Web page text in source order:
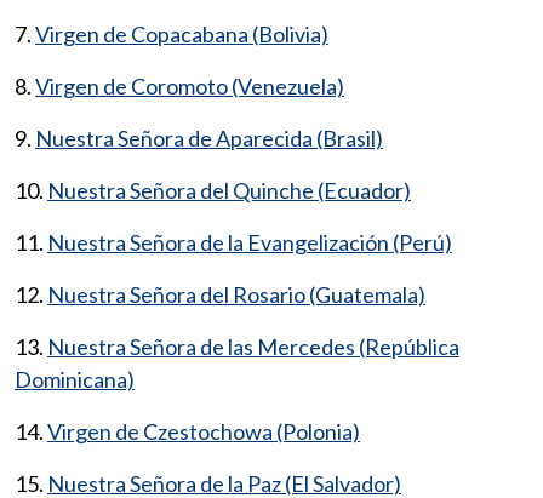
7.Virgen de Copacabana (Bolivia)
8.Virgen de Coromoto (Venezuela)
9. Nuestra Señora de Aparecida (Brasil)
10. Nuestra Señora del Quinche (Ecuador)
11. Nuestra Señora de la Evangelización (Perú)
12. Nuestra Señora del Rosario (Guatemala)
13. Nuestra Señora de las Mercedes (República
Dominicana)
14.Virgen de Czestochowa (Polonia)
15. Nuestra Señora de la Paz (El Salvador)